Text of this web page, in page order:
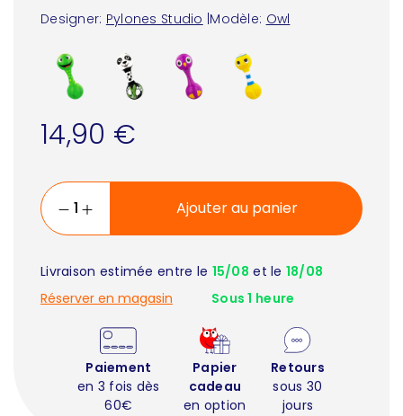
Designer: Pylones Studio Modèle: Owl
14,90 €
Ajouter au panier
Livraison estimée entre le 15/08 et le 18/08
Réserver en magasin
Sous 1 heure
Paiement
en 3 fois dès
60€
Papier
cadeau
en option
Retours
sous 30
jours